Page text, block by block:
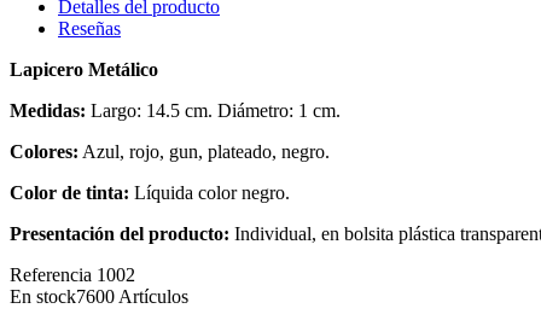
Detalles del producto
Reseñas
Lapicero Metálico
Medidas: Largo: 14.5 cm. Diámetro: 1 cm.
Colores: Azul, rojo, gun, plateado, negro.
Color de tinta: Líquida color negro.
Presentación del producto: Individual, en bolsita plástica
Referencia 1002
En stock7600 Artículos